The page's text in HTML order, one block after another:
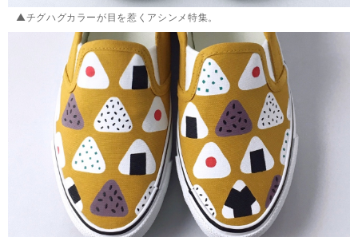
▲チグハグカラーが目を惹くアシンメ特集。